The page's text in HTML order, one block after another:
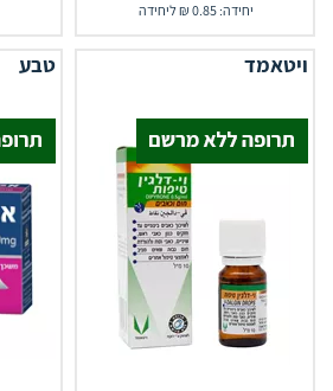
יחידה: 0.85 ₪ ליחידה
ויטאמד טבע